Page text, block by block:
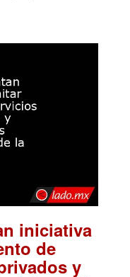
iniciativa
de
y